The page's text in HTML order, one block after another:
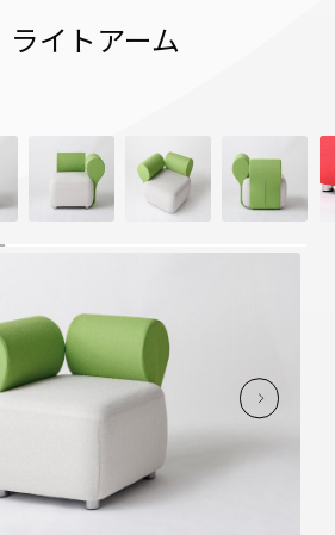
イトアーム